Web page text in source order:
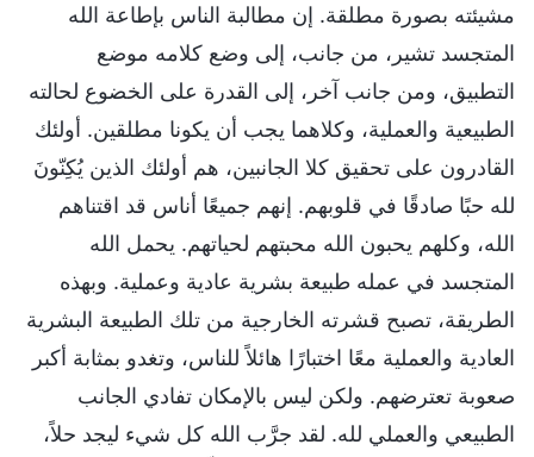
مشيئته بصورة مطلقة. إن مطالبة الناس بإطاعة الله
المتجسد تشير، من جانب، إلى وضع كلامه موضع
التطبيق، ومن جانب آخر، إلى القدرة على الخضوع لحالته
الطبيعية والعملية، وكلاهما يجب أن يكونا مطلقين. أولئك
القادرون على تحقيق كلا الجانبين، هم أولئك الذين يُكِنّونَ
لله حبًا صادقًا في قلوبهم. إنهم جميعًا أناس قد اقتناهم
الله، وكلهم يحبون الله محبتهم لحياتهم. يحمل الله
المتجسد في عمله طبيعة بشرية عادية وعملية. وبهذه
الطريقة، تصبح قشرته الخارجية من تلك الطبيعة البشرية
العادية والعملية معًا اختبارًا هائلاً للناس، وتغدو بمثابة أكبر
صعوبة تعترضهم. ولكن ليس بالإمكان تفادي الجانب
الطبيعي والعملي لله. لقد جرَّب الله كل شيء ليجد حلاً،